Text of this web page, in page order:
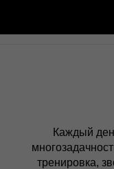
Каждый
тренировка,